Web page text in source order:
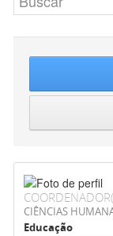
CIÊNCIAS
Educação